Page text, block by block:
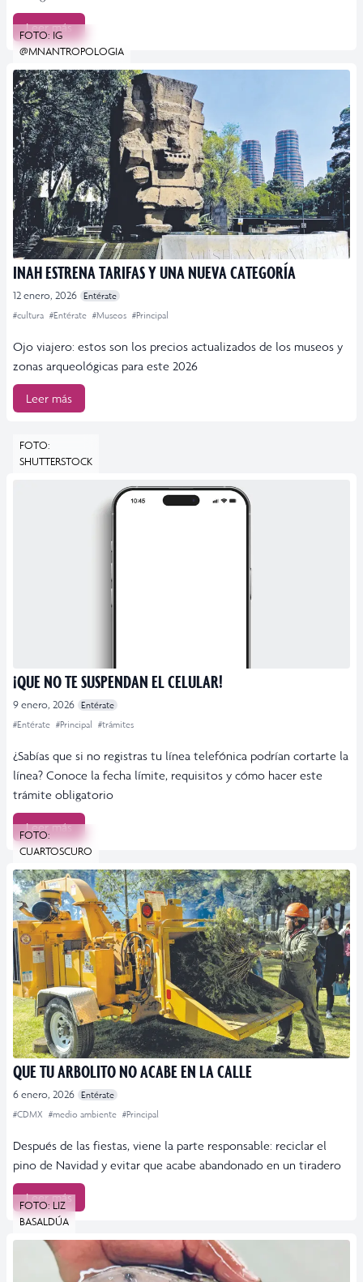
Leer más
FOTO: IG
@MNANTROPOLOGIA
INAH ESTRENA TARIFAS Y UNA NUEVA CATEGORÍA
12 enero, 2026 Entérate
#cultura #Entérate #Museos #Principal
Ojo viajero: estos son los precios actualizados de los museos y
zonas arqueológicas para este 2026
Leer más
FOTO:
SHUTTERSTOCK
¡QUE NO TE SUSPENDAN EL CELULAR!
9 enero, 2026 Entérate
#Entérate #Principal #trámites
¿Sabías que si no registras tu línea telefónica podrían cortarte la
línea? Conoce la fecha límite, requisitos y cómo hacer este
trámite obligatorio
Leer más
FOTO:
CUARTOSCURO
QUE TU ARBOLITO NO ACABE EN LA CALLE
6 enero, 2026 Entérate
#CDMX #medio ambiente #Principal
Después de las fiestas, viene la parte responsable: reciclar el
pino de Navidad y evitar que acabe abandonado en un tiradero
Leer más
FOTO: LIZ
BASALDÚA